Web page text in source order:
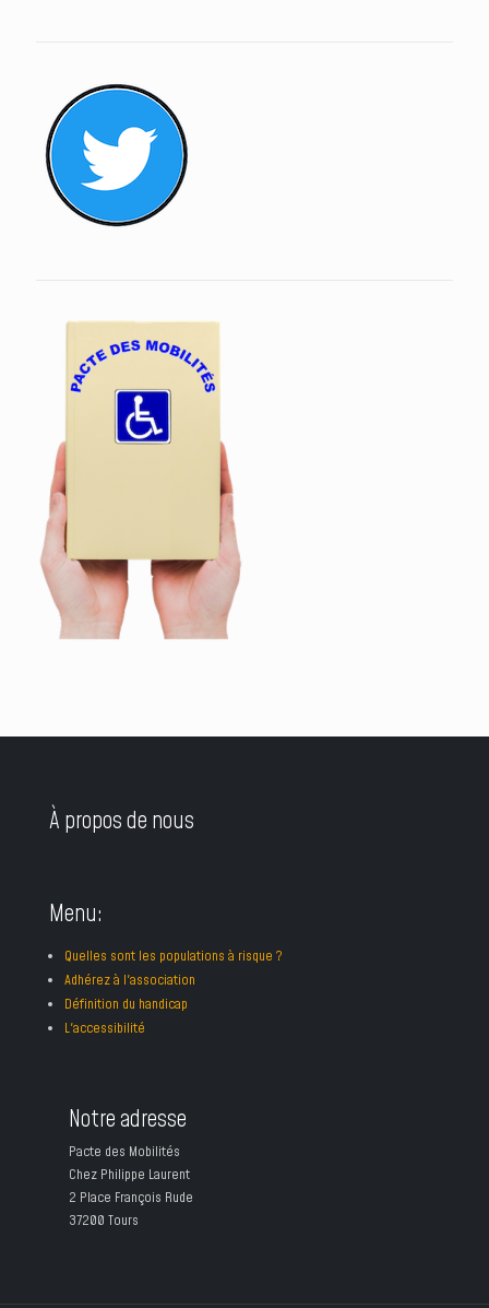
À propos de nous
Menu:
Quelles sont les populations à risque ?
Adhérez à l'association
Définition du handicap
L'accessibilité
Notre adresse
Pacte des Mobilités
Chez Philippe Laurent
2 Place François Rude
37200 Tours